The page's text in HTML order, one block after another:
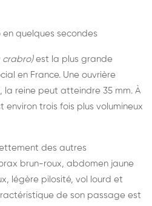
quelques secondes
crabro)est la plus grande
en France. Une ouvrière
la reine peut atteindre 35 mm. À
trois fois plus volumineux
des autres
brun-roux, abdomen jaune
légère pilosité, vol lourd et
de son passage est